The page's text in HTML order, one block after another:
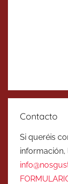
Contacto
Si queréis
información,